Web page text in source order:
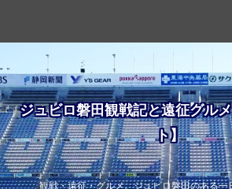
ジュビロ磐田観戦記と遠征グル
ト】
観戦・遠征・グルメ。ジュビロ磐田のある一